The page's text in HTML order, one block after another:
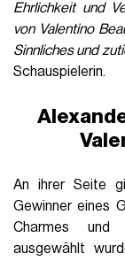
Ehrlichkeit und
von Valentino
Sinnliches und
Schauspielerin.
An ihrer Seite
Gewinner eines
Charmes und
ausgewählt